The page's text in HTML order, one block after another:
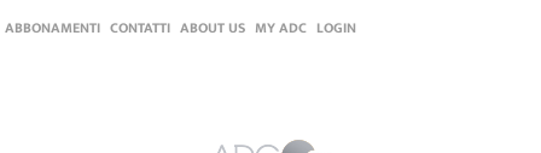
ABBONAMENTI CONTATTI ABOUT US MY ADC LOGIN